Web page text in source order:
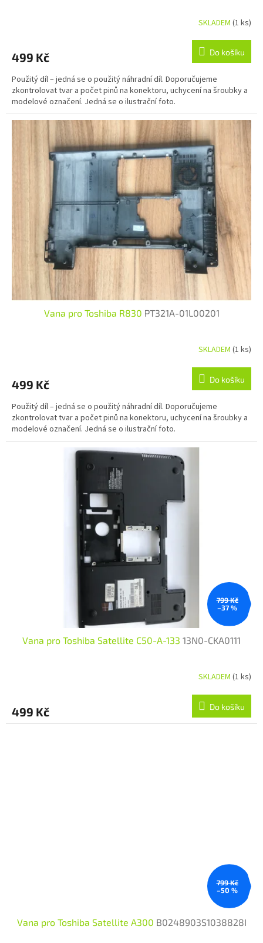
SKLADEM (1 ks)
499 Kč Do košíku
Použitý díl – jedná se o použitý náhradní díl. Doporučujeme
zkontrolovat tvar a počet pinů na konektoru, uchycení na šroubky a
modelové označení. Jedná se o ilustrační foto.
Vana pro Toshiba R830 PT321A-01L00201
SKLADEM (1 ks)
499 Kč Do košíku
Použitý díl – jedná se o použitý náhradní díl. Doporučujeme
zkontrolovat tvar a počet pinů na konektoru, uchycení na šroubky a
modelové označení. Jedná se o ilustrační foto.
799 Kč
–37 %
Vana pro Toshiba Satellite C50-A-133 13N0-CKA0111
SKLADEM (1 ks)
499 Kč Do košíku
799 Kč
–50 %
Vana pro Toshiba Satellite A300 B0248903S1038828I